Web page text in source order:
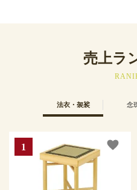
売上ラ
法衣・袈裟 念
favorite